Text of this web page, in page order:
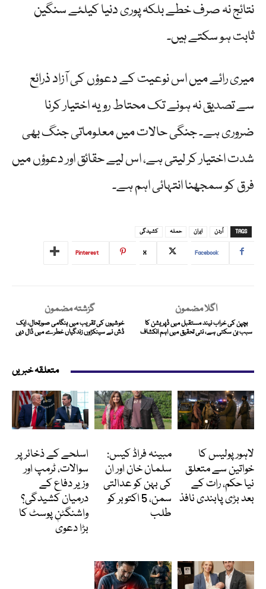
نتائج نہ صرف خطے بلکہ پوری دنیا کیلئے سنگین
ثابت ہو سکتے ہیں۔
میری رائے میں اس نوعیت کے دعوؤں کی آزاد ذرائع
سے تصدیق نہ ہونے تک محتاط رویہ اختیار کرنا
ضروری ہے۔ جنگی حالات میں معلوماتی جنگ بھی
شدت اختیار کر لیتی ہے، اس لیے حقائق اور دعوؤں میں
فرق کو سمجھنا انتہائی اہم ہے۔
TAGS اُردن ایران حملہ کشیدگی
Facebook
X
Pinterest
گزشتہ مضمون
خوشیوں کی تقریب میں ہنگامی صورتحال، ایک
ڈش نے سینکڑوں زندگیاں خطرے میں ڈال دیں
اگلا مضمون
بچپن کی خراب نیند مستقبل میں ڈپریشن کا
سبب بن سکتی ہے، نئی تحقیق میں اہم انکشاف
متعلقہ خبریں
لاہور پولیس کا
خواتین سے متعلق
نیا حکم، رات کے
بعد بڑی پابندی نافذ
مبینہ فراڈ کیس:
سلمان خان اور ان
کی بہن کو عدالتی
سمن، 5 اکتوبر کو
طلب
اسلحے کے ذخائر پر
سوالات، ٹرمپ اور
وزیر دفاع کے
درمیان کشیدگی؟
واشنگٹن پوسٹ کا
بڑا دعویٰ